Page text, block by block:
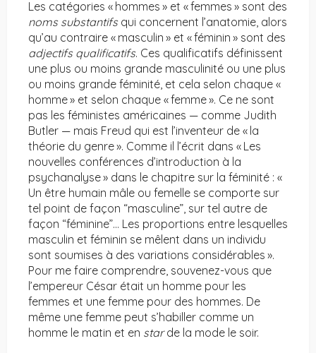
Les catégories « hommes » et « femmes » sont des
noms substantifs qui concernent l’anatomie, alors
qu’au contraire « masculin » et « féminin » sont des
adjectifs qualificatifs. Ces qualificatifs définissent
une plus ou moins grande masculinité ou une plus
ou moins grande féminité, et cela selon chaque «
homme » et selon chaque « femme ». Ce ne sont
pas les féministes américaines — comme Judith
Butler — mais Freud qui est l’inventeur de « la
théorie du genre ». Comme il l’écrit dans « Les
nouvelles conférences d’introduction à la
psychanalyse » dans le chapitre sur la féminité : «
Un être humain mâle ou femelle se comporte sur
tel point de façon “masculine”, sur tel autre de
façon “féminine”… Les proportions entre lesquelles
masculin et féminin se mêlent dans un individu
sont soumises à des variations considérables ».
Pour me faire comprendre, souvenez-vous que
l’empereur César était un homme pour les
femmes et une femme pour des hommes. De
même une femme peut s’habiller comme un
homme le matin et en starde la mode le soir.